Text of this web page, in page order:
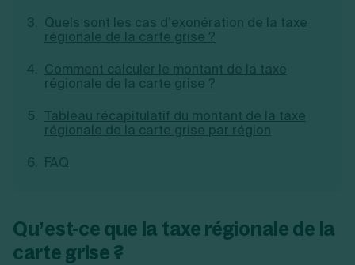
Création d'entreprise
Quels sont les cas d’exonération de la taxe
régionale de la carte grise ?
Comment calculer le montant de la taxe
régionale de la carte grise ?
Tableau récapitulatif du montant de la taxe
régionale de la carte grise par région
FAQ
Qu’est-ce que la taxe régionale de la
carte grise ?